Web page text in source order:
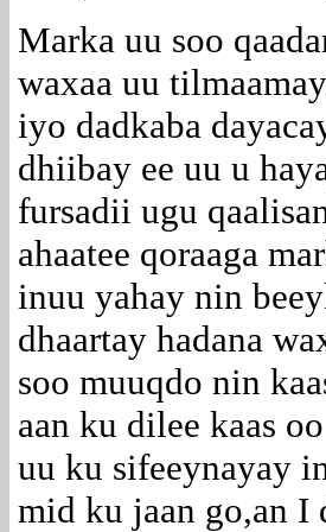
Marka uu soo
waxaa uu
iyo dadkaba
dhiibay ee uu u
fursadii ugu
ahaatee qoraaga
inuu yahay nin
dhaartay hadana
soo muuqdo nin
aan ku dilee kaas
uu ku sifeeynayay
mid ku jaan go,an I